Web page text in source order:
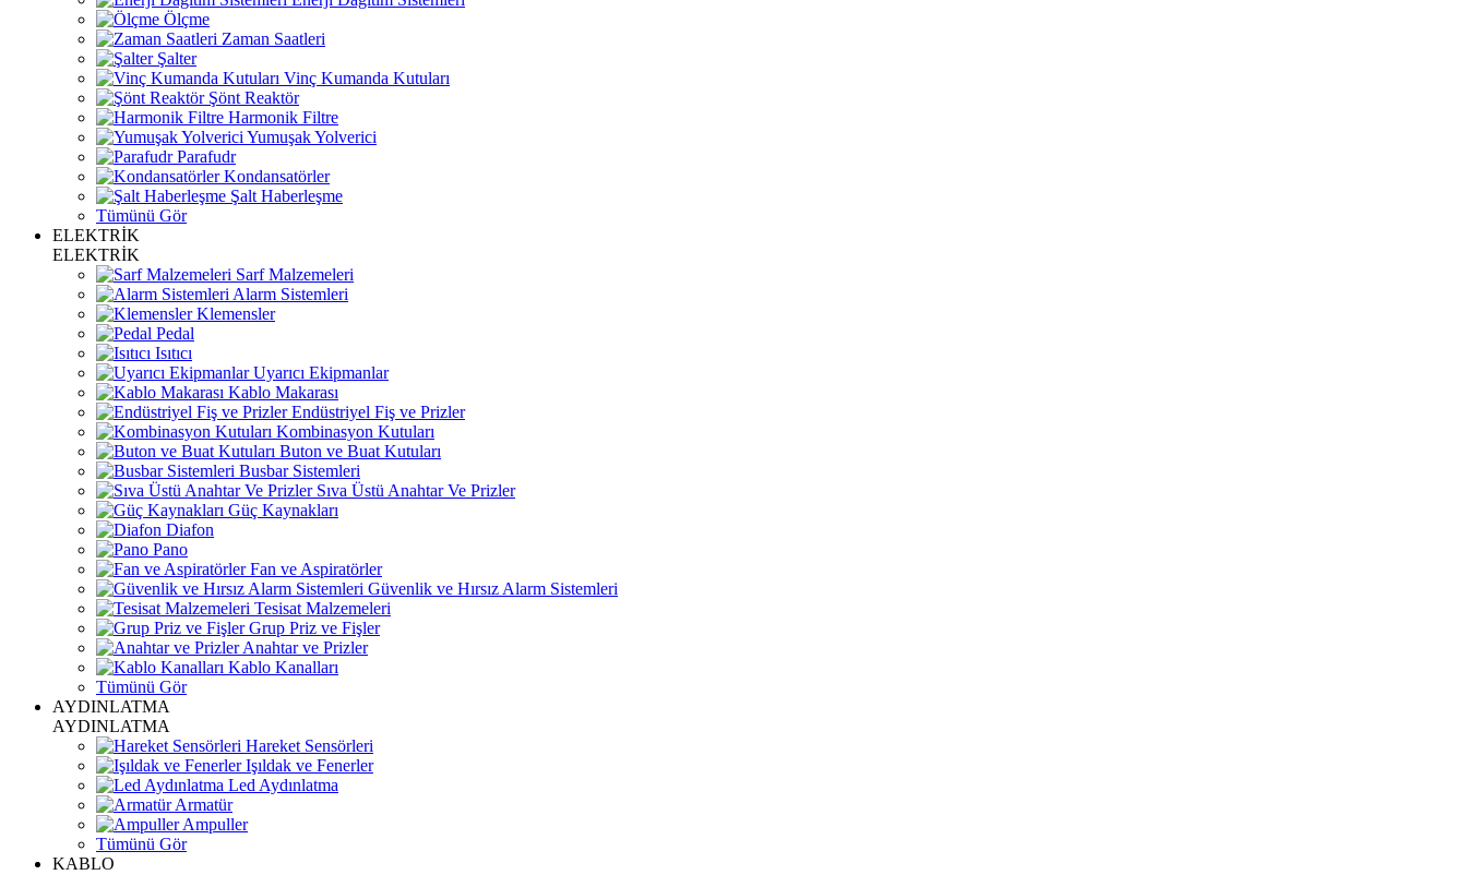
Ölçme
Zaman Saatleri
Şalter
Vinç Kumanda Kutuları
Şönt Reaktör
Harmonik Filtre
Yumuşak Yolverici
Parafudr
Kondansatörler
Şalt Haberleşme
Tümünü Gör
ELEKTRİK
ELEKTRİK
Sarf Malzemeleri
Alarm Sistemleri
Klemensler
Pedal
Isıtıcı
Uyarıcı Ekipmanlar
Kablo Makarası
Endüstriyel Fiş ve Prizler
Kombinasyon Kutuları
Buton ve Buat Kutuları
Busbar Sistemleri
Sıva Üstü Anahtar Ve Prizler
Güç Kaynakları
Diafon
Pano
Fan ve Aspiratörler
Güvenlik ve Hırsız Alarm Sistemleri
Tesisat Malzemeleri
Grup Priz ve Fişler
Anahtar ve Prizler
Kablo Kanalları
Tümünü Gör
AYDINLATMA
AYDINLATMA
Hareket Sensörleri
Işıldak ve Fenerler
Led Aydınlatma
Armatür
Ampuller
Tümünü Gör
KABLO